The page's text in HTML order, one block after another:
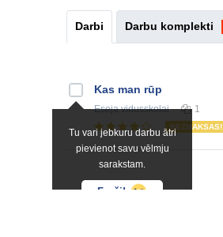
Darbi Darbu komplekti
Tu vari jebkuru darbu ātri
pievienot savu vēlmju
sarakstam.
Forši!
Kas man rūp
Esejavidusskolai 1
BEZMAKSAS!